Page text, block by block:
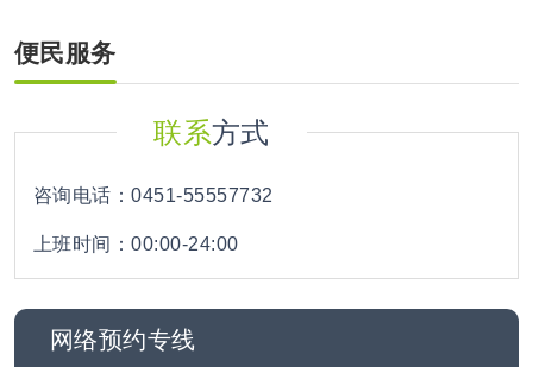
便民服务
联系方式
咨询电话：0451-55557732
上班时间：00:00-24:00
网络预约专线